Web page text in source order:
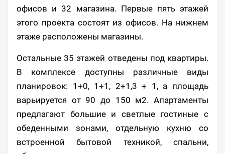
офисов и 32 магазина. Первые пять этажей
этого проекта состоят из офисов. На нижнем
этаже расположены магазины.
Остальные 35 этажей отведены под квартиры.
В комплексе доступны различные виды
планировок: 1+0, 1+1, 2+1,3 + 1, а площадь
варьируется от 90 до 150 м2. Апартаменты
предлагают большие и светлые гостиные с
обеденными зонами, отдельную кухню со
встроенной бытовой техникой, спальни,